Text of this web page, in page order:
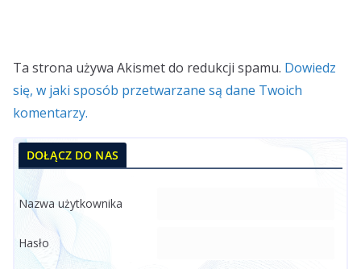
Ta strona używa Akismet do redukcji spamu. Dowiedz
się, w jaki sposób przetwarzane są dane Twoich
komentarzy.
DOŁĄCZ DO NAS
Nazwa użytkownika
Hasło